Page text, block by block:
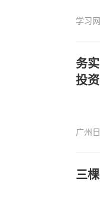
学习网
务
投
广州
三